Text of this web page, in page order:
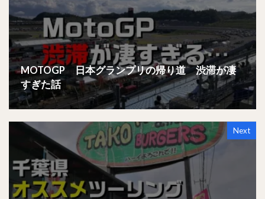
MOTOGP 日本グランプリの帰り道 渋滞が凄
すぎた話
Next